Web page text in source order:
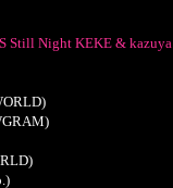
Still Night KEKE & kazuya